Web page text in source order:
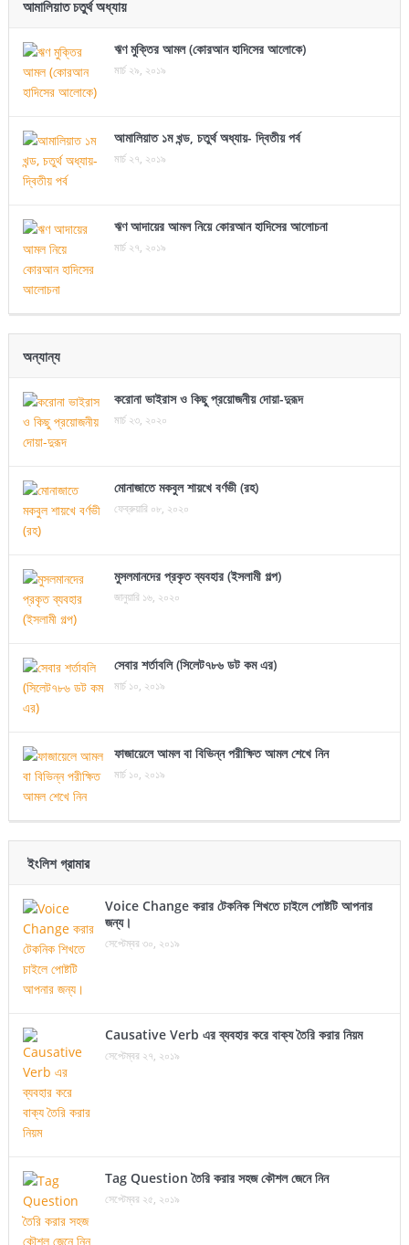
আমালিয়াত চতুর্থ অধ্যায়
ঋণ মুক্তির আমল (কোরআন হাদিসের আলোকে)
মার্চ ২৯, ২০১৯
আমালিয়াত ১ম খন্ড, চতুর্থ অধ্যায়- দ্বিতীয় পর্ব
মার্চ ২৭, ২০১৯
ঋণ আদায়ের আমল নিয়ে কোরআন হাদিসের আলোচনা
মার্চ ২৭, ২০১৯
অন্যান্য
করোনা ভাইরাস ও কিছু প্রয়োজনীয় দোয়া-দুরূদ
মার্চ ২৩, ২০২০
মোনাজাতে মকবুল শায়খে বর্ণভী (রহ)
ফেব্রুয়ারি ০৮, ২০২০
মুসলমানদের প্রকৃত ব্যবহার (ইসলামী গল্প)
জানুয়ারি ১৬, ২০২০
সেবার শর্তাবলি (সিলেট৭৮৬ ডট কম এর)
মার্চ ১০, ২০১৯
ফাজায়েলে আমল বা বিভিন্ন পরীক্ষিত আমল শেখে নিন
মার্চ ১০, ২০১৯
ইংলিশ গ্রামার
Voice Change করার টেকনিক শিখতে চাইলে পোষ্টটি আপনার
জন্য।
সেপ্টেম্বর ৩০, ২০১৯
Causative Verb এর ব্যবহার করে বাক্য তৈরি করার নিয়ম
সেপ্টেম্বর ২৭, ২০১৯
Tag Question তৈরি করার সহজ কৌশল জেনে নিন
সেপ্টেম্বর ২৫, ২০১৯